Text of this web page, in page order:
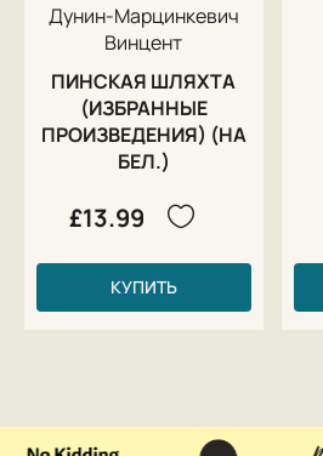
Дунин-Марцинкевич
Винцент
ПИНСКАЯ ШЛЯХТА
(ИЗБРАННЫЕ
ПРОИЗВЕДЕНИЯ) (НА
БЕЛ.)
£13.99
КУПИТЬ